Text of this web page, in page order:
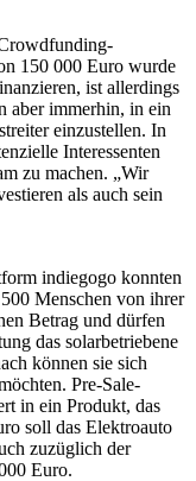
150 000 Euro wurde
ist allerdings
aber immerhin, in ein
einzustellen. In
Interessenten
zu machen. „Wir
als auch sein
indiegogo konnten
Menschen von ihrer
Betrag und dürfen
das solarbetriebene
können sie sich
Pre-Sale-
in ein Produkt, das
soll das Elektroauto
zuzüglich der
Euro.